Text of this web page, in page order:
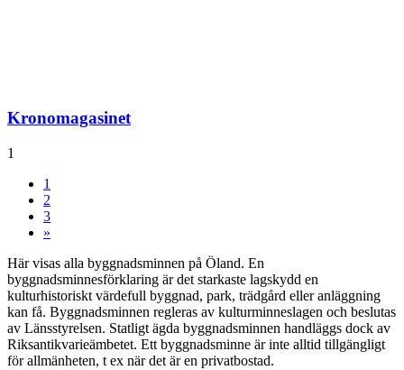
Kronomagasinet
1
1
2
3
»
Här visas alla byggnadsminnen på Öland. En
byggnadsminnesförklaring är det starkaste lagskydd en
kulturhistoriskt värdefull byggnad, park, trädgård eller anläggning
kan få. Byggnadsminnen regleras av kulturminneslagen och beslutas
av Länsstyrelsen. Statligt ägda byggnadsminnen handläggs dock av
Riksantikvarieämbetet. Ett byggnadsminne är inte alltid tillgängligt
för allmänheten, t ex när det är en privatbostad.